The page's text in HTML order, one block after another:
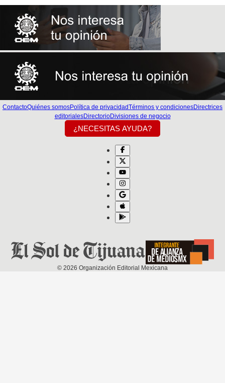
ContactoQuiénes somosPolítica de privacidadTérminos y condicionesDirectrices
editorialesDirectorioDivisiones de negocio
¿NECESITAS AYUDA?
© 2026 Organización Editorial Mexicana